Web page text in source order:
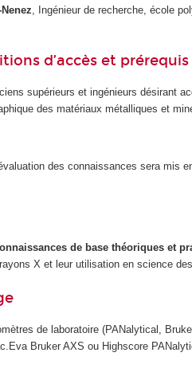
, Ingénieur de recherche, école
d’accès et prérequis
supérieurs et ingénieurs désirant
des matériaux métalliques et
des connaissances sera mis
de base théoriques et
X et leur utilisation en science
de laboratoire (PANalytical,
Bruker AXS ou Highscore